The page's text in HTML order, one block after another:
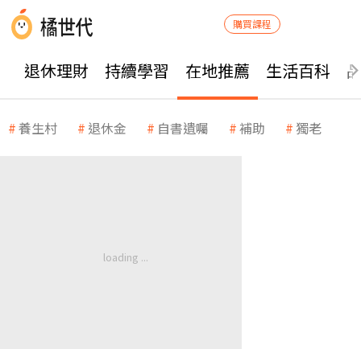
購買課程
退休理財 持續學習 在地推薦 生活百科
養生村 退休金 自書遺囑 補助 獨老